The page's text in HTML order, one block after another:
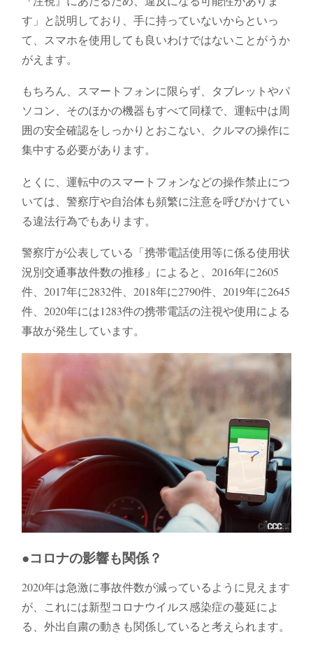
す」と説明しており、手に持っていないからといっ
て、スマホを使用しても良いわけではないことがうか
がえます。
もちろん、スマートフォンに限らず、タブレットやパ
ソコン、そのほかの機器もすべて同様で、運転中は周
囲の安全確認をしっかりとおこない、クルマの操作に
集中する必要があります。
とくに、運転中のスマートフォンなどの操作禁止につ
いては、警察庁や自治体も頻繁に注意を呼びかけてい
る違法行為でもあります。
警察庁が公表している「携帯電話使用等に係る使用状
況別交通事故件数の推移」によると、2016年に2605
件、2017年に2832件、2018年に2790件、2019年に2645
件、2020年には1283件の携帯電話の注視や使用による
事故が発生しています。
●コロナの影響も関係？
2020年は急激に事故件数が減っているように見えます
が、これには新型コロナウイルス感染症の蔓延によ
る、外出自粛の動きも関係していると考えられます。